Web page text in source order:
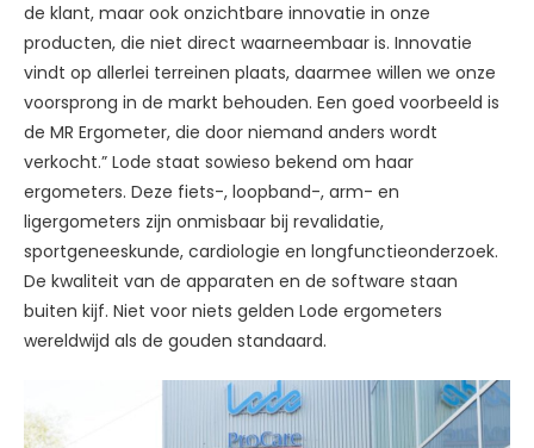
de klant, maar ook onzichtbare innovatie in onze
producten, die niet direct waarneembaar is. Innovatie
vindt op allerlei terreinen plaats, daarmee willen we onze
voorsprong in de markt behouden. Een goed voorbeeld is
de MR Ergometer, die door niemand anders wordt
verkocht.” Lode staat sowieso bekend om haar
ergometers. Deze fiets-, loopband-, arm- en
ligergometers zijn onmisbaar bij revalidatie,
sportgeneeskunde, cardiologie en longfunctieonderzoek.
De kwaliteit van de apparaten en de software staan
buiten kijf. Niet voor niets gelden Lode ergometers
wereldwijd als de gouden standaard.